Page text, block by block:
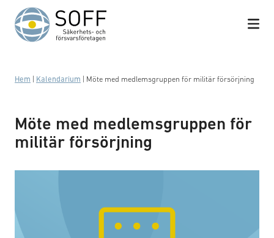
Hoppa till innehåll
Hem Kalendarium Möte med medlemsgruppen för militär försörjning
Möte med medlemsgruppen för
militär försörjning